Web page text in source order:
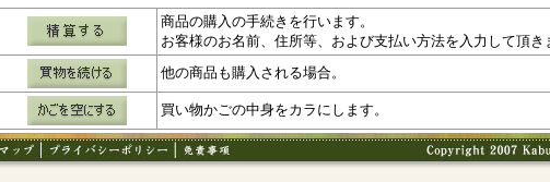
商品の購入の手続きを行います。
お客様のお名前、住所等、および支払い方法を入力して頂き
他の商品も購入される場合。
買い物かごの中身をカラにします。